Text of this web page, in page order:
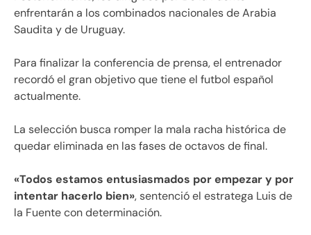
enfrentarán a los combinados nacionales de Arabia
Saudita y de Uruguay.
Para finalizar la conferencia de prensa, el entrenador
recordó el gran objetivo que tiene el futbol español
actualmente.
La selección busca romper la mala racha histórica de
quedar eliminada en las fases de octavos de final.
«Todos estamos entusiasmados por empezar y por
intentar hacerlo bien», sentenció el estratega Luis de
la Fuente con determinación.